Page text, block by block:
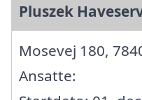
Pluszek
Mosevej 180,
Ansatte: